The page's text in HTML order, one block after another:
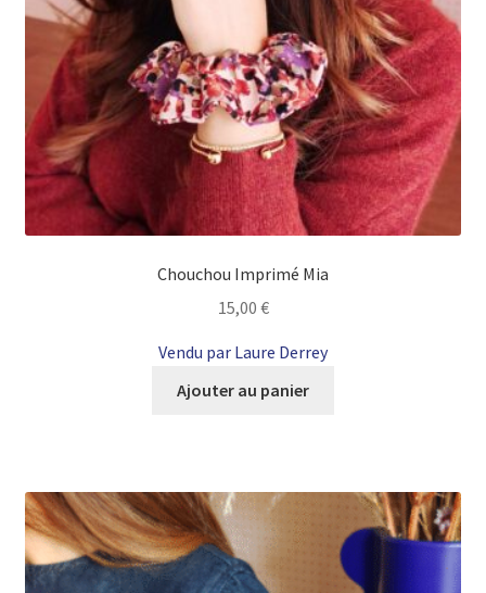
Chouchou Imprimé Mia
15,00 €
Vendu par Laure Derrey
Ajouter au panier